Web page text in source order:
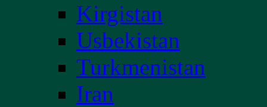
Kirgistan
Usbekistan
Turkmenistan
Iran